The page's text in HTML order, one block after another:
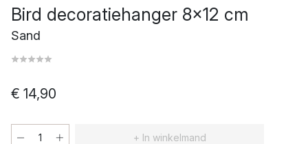
Bird decoratiehanger 8x12 cm
Sand
€ 14,90
+ In winkelmand